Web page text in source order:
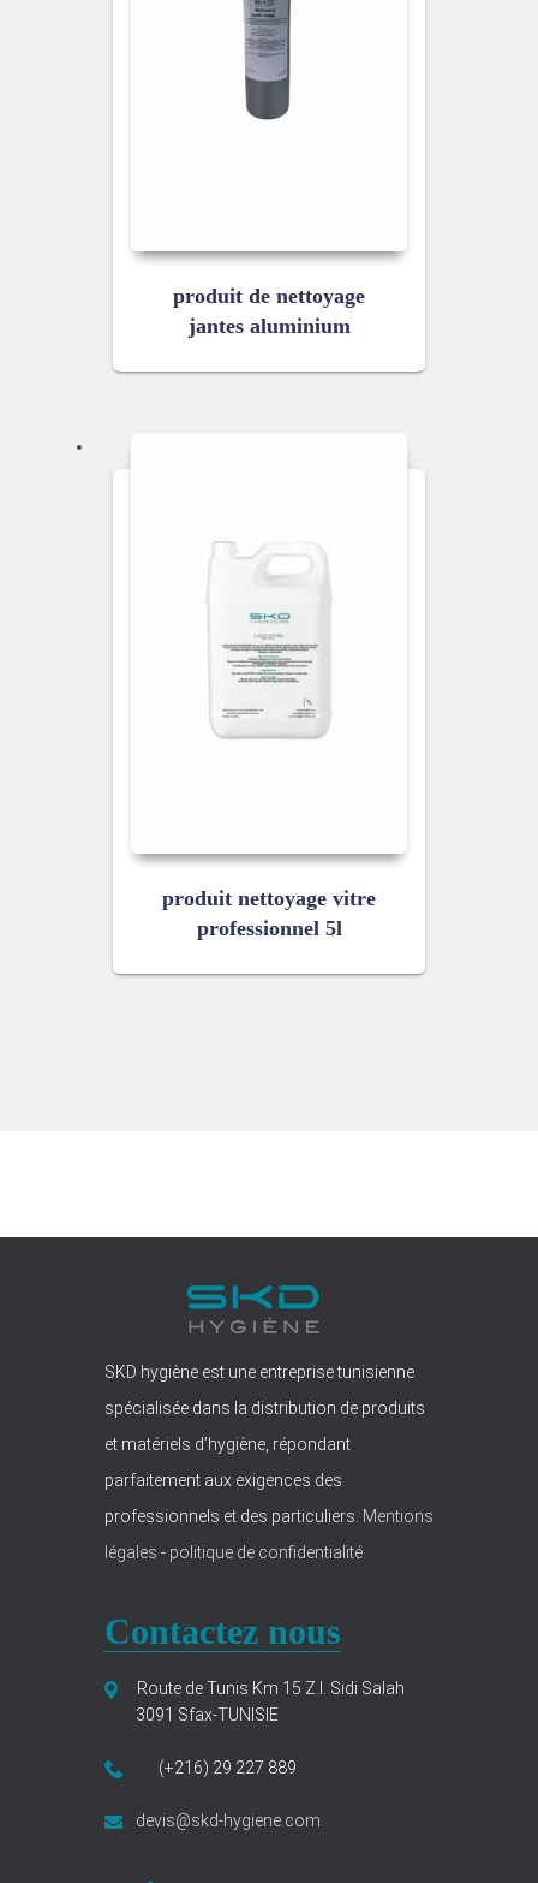
produit de nettoyage
jantes aluminium
produit nettoyage vitre
professionnel 5l
SKD hygiène est une entreprise tunisienne
spécialisée dans la distribution de produits
et matériels d’hygiène, répondant
parfaitement aux exigences des
professionnels et des particuliers. Mentions
légales -politique de confidentialité
Contactez nous
Route de Tunis Km 15 Z.I. Sidi Salah
3091 Sfax-TUNISIE
(+216) 29 227 889
devis@skd-hygiene.com